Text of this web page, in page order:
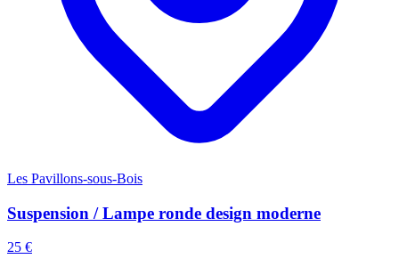
Les Pavillons-sous-Bois
Suspension / Lampe ronde design moderne
25 €